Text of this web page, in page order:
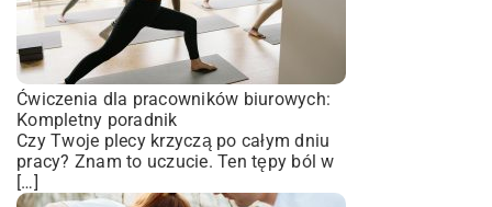
Ćwiczenia dla pracowników biurowych:
Kompletny poradnik
Czy Twoje plecy krzyczą po całym dniu
pracy? Znam to uczucie. Ten tępy ból w
[…]